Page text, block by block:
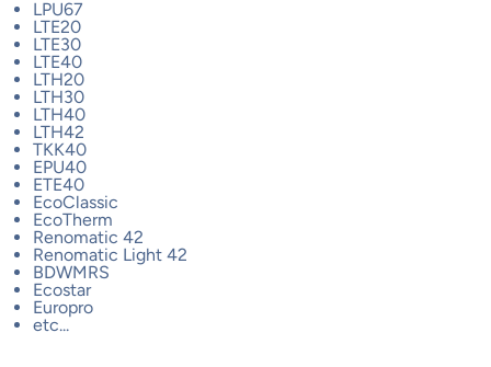
LPU67
LTE20
LTE30
LTE40
LTH20
LTH30
LTH40
LTH42
TKK40
EPU40
ETE40
EcoClassic
EcoTherm
Renomatic 42
Renomatic Light 42
BDWMRS
Ecostar
Europro
etc...